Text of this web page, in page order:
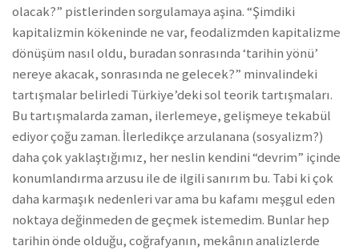
olacak?” pistlerinden sorgulamaya aşina. “Şimdiki
kapitalizmin kökeninde ne var, feodalizmden kapitalizme
dönüşüm nasıl oldu, buradan sonrasında ‘tarihin yönü’
nereye akacak, sonrasında ne gelecek?” minvalindeki
tartışmalar belirledi Türkiye’deki sol teorik tartışmaları.
Bu tartışmalarda zaman, ilerlemeye, gelişmeye tekabül
ediyor çoğu zaman. İlerledikçe arzulanana (sosyalizm?)
daha çok yaklaştığımız, her neslin kendini “devrim” içinde
konumlandırma arzusu ile de ilgili sanırım bu. Tabi ki çok
daha karmaşık nedenleri var ama bu kafamı meşgul eden
noktaya değinmeden de geçmek istemedim. Bunlar hep
tarihin önde olduğu, coğrafyanın, mekânın analizlerde